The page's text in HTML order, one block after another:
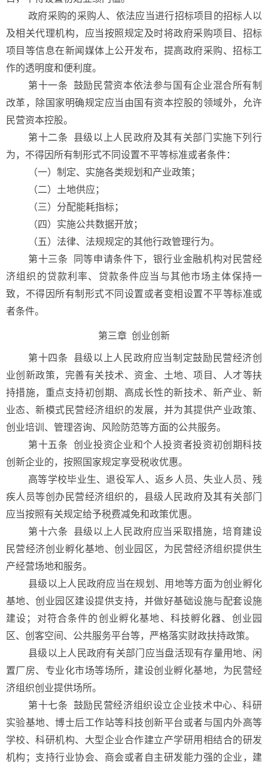
政府采购的采购人、依法应当进行招标项目的招标人以
及相关代理机构，应当按照规定及时将政府采购项目、招标
项目等信息在新闻媒体上公开发布，提高政府采购、招标工
作的透明度和便利度。
第十一条
鼓励民营资本依法参与国有企业混合所有制
改革，除国家明确规定应当由国有资本控股的领域外，允许
民营资本控股。
第十二条
县级以上人民政府及其有关部门实施下列行
为，不得因所有制形式不同设置不平等标准或者条件：
（一）制定、实施各类规划和产业政策；
（二）土地供应；
（三）分配能耗指标；
（四）实施公共数据开放；
（五）法律、法规规定的其他行政管理行为。
第十三条
同等申请条件下，银行业金融机构对民营经
济组织的贷款利率、贷款条件应当与其他市场主体保持一
致，不得因所有制形式不同设置或者变相设置不平等标准或
者条件。
第三章 创业创新
第十四条
县级以上人民政府应当制定鼓励民营经济创
业创新政策，完善有关技术、资金、土地、项目、人才等扶
持措施，重点支持初创期、高成长性的新技术、新产业、新
业态、新模式民营经济组织的发展，并为其提供产业政策、
创业培训、管理咨询、风险防范等方面的公共服务。
第十五条 创业投资企业和个人投资者投资初创期科技
创新企业的，按照国家规定享受税收优惠。
高等学校毕业生、退役军人、返乡人员、失业人员、残
疾人员等创办民营经济组织的，县级人民政府及其有关部门
应当按照有关规定给予税费减免和政策优惠。
第十六条 县级以上人民政府应当采取措施，培育建设
民营经济创业孵化基地、创业园区，为民营经济组织提供生
产经营场地和服务。
县级以上人民政府应当在规划、用地等方面为创业孵化
基地、创业园区建设提供支持，并做好基础设施与配套设施
建设；对符合条件的创业孵化基地、科技孵化器、创业园
区、创客空间、公共服务平台等，严格落实财政扶持政策。
县级以上人民政府有关部门应当盘活现有存量用地、闲
置厂房、专业化市场等场所，建设创业孵化基地，为民营经
济组织创业提供场所。
第十七条 鼓励民营经济组织设立企业技术中心、科研
实验基地、博士后工作站等科技创新平台或者与国内外高等
学校、科研机构、大型企业合作建立产学研用相结合的研发
机构；支持行业协会、商会或者自主研发能力强的企业，建